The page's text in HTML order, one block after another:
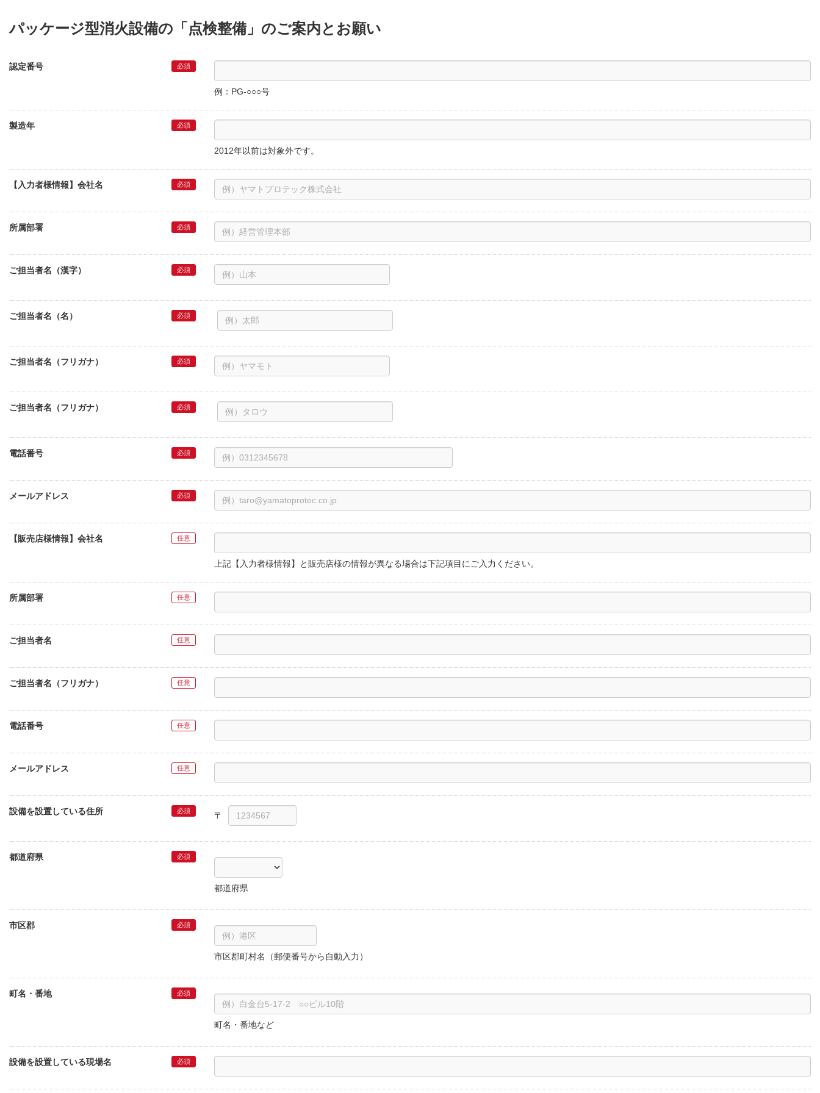
パッケージ型消火設備の「点検整備」のご案内とお願い
認定番号
例：PG-○○○号
製造年
2012年以前は対象外です。
【入力者様情報】会社名
所属部署
ご担当者名（漢字）
ご担当者名（名）
ご担当者名（フリガナ）
ご担当者名（フリガナ）
電話番号
メールアドレス
【販売店様情報】会社名
上記【入力者様情報】と販売店様の情報が異なる場合は下記項目にご入力ください。
所属部署
ご担当者名
ご担当者名（フリガナ）
電話番号
メールアドレス
設備を設置している住所
都道府県
都道府県
市区郡
市区郡町村名（郵便番号から自動入力）
町名・番地
町名・番地など
設備を設置している現場名